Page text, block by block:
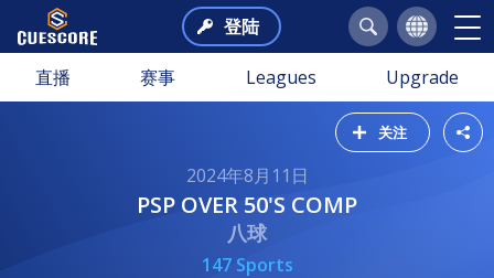
登陆
直播 赛事 Leagues Upgrade
关注
2024年8月11日
PSP OVER 50'S COMP
八球
147 Sports